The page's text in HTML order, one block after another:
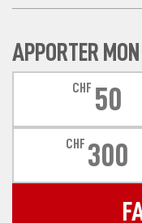
APPORTER
CHF 50
CHF 300